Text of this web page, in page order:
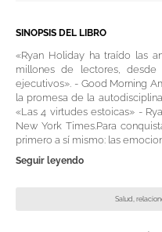
SINOPSIS DEL LIBRO
«Ryan Holiday ha traído las
millones de lectores,
ejecutivos». - Good Morning
la promesa de la
«Las 4 virtudes estoicas» -
New York Times.Para
primero a sí mismo: las
Seguir leyendo
Salud,